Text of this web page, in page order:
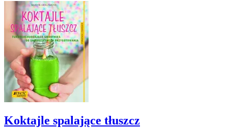
Koktajle spalające tłuszcz